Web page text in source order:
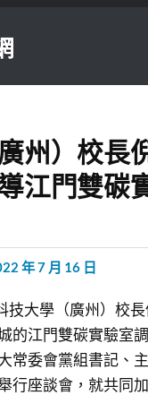
州）校長
江門雙碳
年 7 月 16 日
技大學（廣州）校長
的江門雙碳實驗室
常委會黨組書記、
行座談會，就共同